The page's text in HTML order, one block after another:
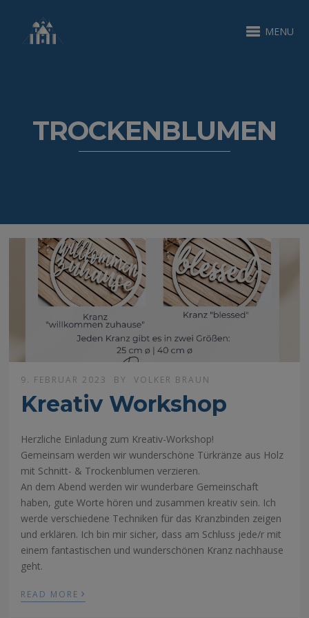
MENU
TROCKENBLUMEN
9. FEBRUAR 2023 BY VOLKER BRAUN
Kreativ Workshop
Herzliche Einladung zum Kreativ-Workshop!
Gemeinsam werden wir wunderschöne Türkränze aus Holz
mit Schnitt- & Trockenblumen verzieren.
An dem Abend werden wir wunderbare Gemeinschaft
haben, gute Worte hören und zusammen kreativ sein. Ich
werde verschiedene Techniken für das Kranzbinden zeigen
und erklären. Ich bin mir sicher, dass am Schluss jede/r mit
einem fantastischen und wunderschönen Kranz nachhause
geht.
READ MORE ›